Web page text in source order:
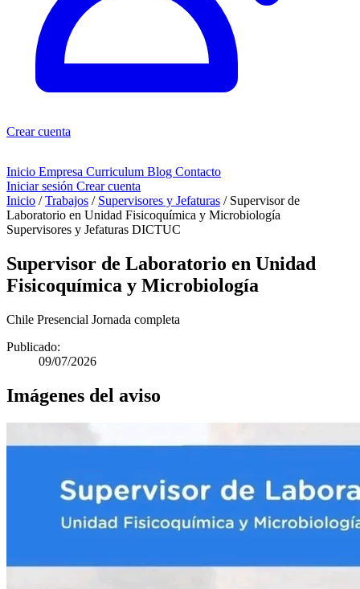
Crear cuenta
Inicio Empresa Curriculum Blog Contacto
Iniciar sesión Crear cuenta
Inicio / Trabajos / Supervisores y Jefaturas / Supervisor de
Laboratorio en Unidad Fisicoquímica y Microbiología
Supervisores y Jefaturas DICTUC
Supervisor de Laboratorio en Unidad
Fisicoquímica y Microbiología
Chile Presencial Jornada completa
Publicado:
09/07/2026
Imágenes del aviso